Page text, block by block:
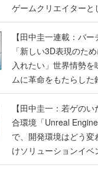
ゲームクリエイターと
【若ゲのいたり最終回
【田中圭一連載：バー
「新しい3D表現のた
入れたい」世界情勢
ムに革命をもたらし
のいたり】
【田中圭一：若ゲの
合環境「Unreal
で、開発環境はどう変
けソリューションイ
に行って、より理解を